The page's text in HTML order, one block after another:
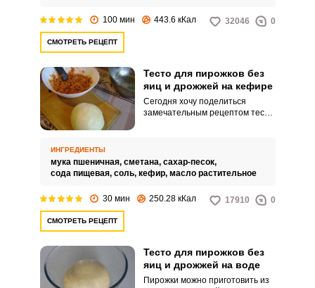
100 мин 443.6 кКал 32046 0
СМОТРЕТЬ РЕЦЕПТ
Тесто для пирожков без
яиц и дрожжей на кефире
Сегодня хочу поделиться
замечательным рецептом теста
не займет много времени.
ИНГРЕДИЕНТЫ
мука пшеничная, сметана, сахар-песок,
сода пищевая, соль, кефир, масло растительное
30 мин 250.28 кКал 17910 0
СМОТРЕТЬ РЕЦЕПТ
Тесто для пирожков без
яиц и дрожжей на воде
Пирожки можно приготовить из